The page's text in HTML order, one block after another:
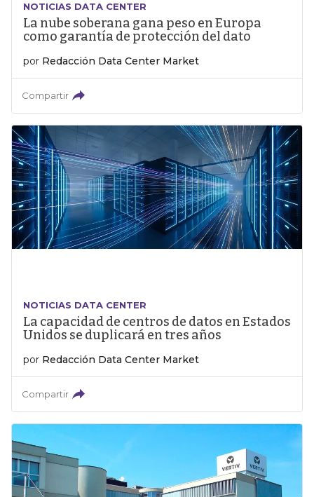
NOTICIAS DATA CENTER
La nube soberana gana peso en Europa
como garantía de protección del dato
por Redacción Data Center Market
Compartir
NOTICIAS DATA CENTER
La capacidad de centros de datos en Estados
Unidos se duplicará en tres años
por Redacción Data Center Market
Compartir